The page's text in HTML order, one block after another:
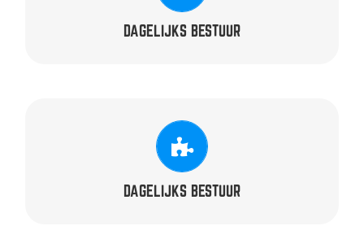
DAGELIJKS BESTUUR
Cindy Huizen –
onbezoldigd
DAGELIJKS BESTUUR
SPEL & VERBINDING
Vacant –
onbezoldigd